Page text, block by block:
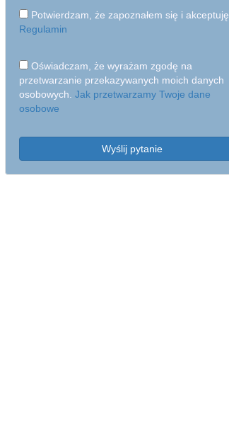
Potwierdzam, że zapoznałem się i akceptuję
Regulamin
Oświadczam, że wyrażam zgodę na
przetwarzanie przekazywanych moich danych
osobowych. Jak przetwarzamy Twoje dane
osobowe
Wyślij pytanie